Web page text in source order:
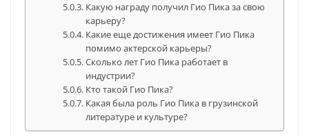
Какую награду получил Гио Пика за свою
карьеру?
Какие еще достижения имеет Гио Пика
помимо актерской карьеры?
Сколько лет Гио Пика работает в
индустрии?
Кто такой Гио Пика?
Какая была роль Гио Пика в грузинской
литературе и культуре?